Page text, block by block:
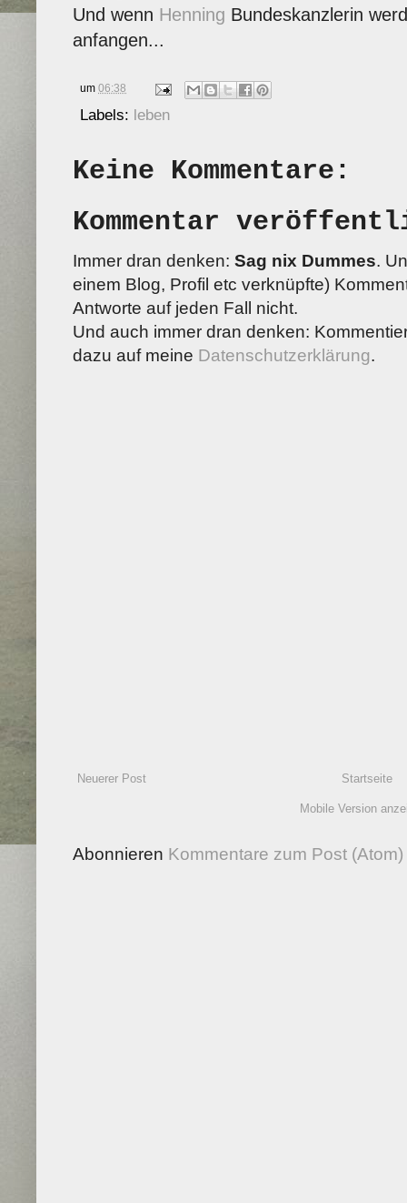
Und wenn Henning Bundeskanzlerin
anfangen...
um 06:38
Labels: leben
Keine Kommentare:
Kommentar
Immer dran denken: Sag nix Dummes.
einem Blog, Profil etc verknüpfte)
Antworte auf jeden Fall nicht.
Und auch immer dran denken:
dazu auf meine Datenschutzerklärung.
Neuerer Post Startseite
Mobile Version
Abonnieren Kommentare zum Post (Atom)